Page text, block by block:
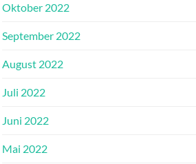
Oktober 2022
September 2022
August 2022
Juli 2022
Juni 2022
Mai 2022